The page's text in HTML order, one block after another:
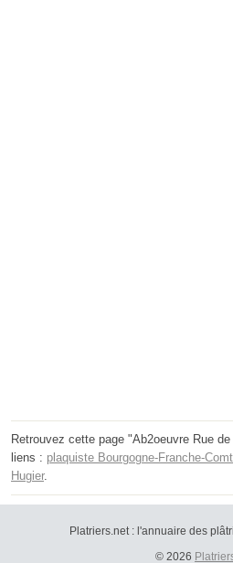
Retrouvez cette page "Ab2oeuvre Rue
liens : plaquiste Bourgogne-Franche-
Hugier.
Platriers.net : l'annuaire des
© 2026